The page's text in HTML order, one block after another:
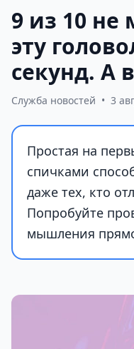
9 из 10 не
эту
секунд. А
Служба новостей • 3
Простая на
спичками
даже тех, кто
Попробуйте
мышления